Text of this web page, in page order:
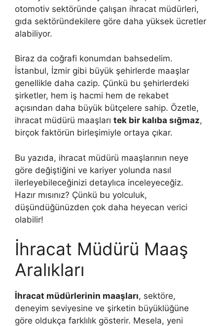
otomotiv sektöründe çalışan ihracat müdürleri,
gıda sektöründekilere göre daha yüksek ücretler
alabiliyor.
Biraz da coğrafi konumdan bahsedelim.
İstanbul, İzmir gibi büyük şehirlerde maaşlar
genellikle daha cazip. Çünkü bu şehirlerdeki
şirketler, hem iş hacmi hem de rekabet
açısından daha büyük bütçelere sahip. Özetle,
ihracat müdürü maaşları tek bir kalıba sığmaz,
birçok faktörün birleşimiyle ortaya çıkar.
Bu yazıda, ihracat müdürü maaşlarının neye
göre değiştiğini ve kariyer yolunda nasıl
ilerleyebileceğinizi detaylıca inceleyeceğiz.
Hazır mısınız? Çünkü bu yolculuk,
düşündüğünüzden çok daha heyecan verici
olabilir!
İhracat Müdürü Maaş
Aralıkları
İhracat müdürlerinin maaşları, sektöre,
deneyim seviyesine ve şirketin büyüklüğüne
göre oldukça farklılık gösterir. Mesela, yeni